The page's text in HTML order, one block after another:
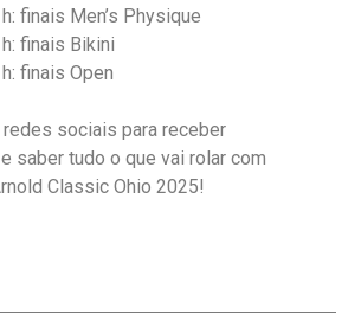
finais Men’s Physique
finais Bikini
finais Open
sociais para receber
saber tudo o que vai rolar com
Classic Ohio 2025!